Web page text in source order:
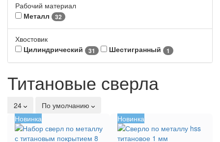
Рабочий материал
Металл
32
Хвостовик
Цилиндрический
31 Шестигранный 1
Титановые сверла
24
По умолчанию
Новинка
Новинка